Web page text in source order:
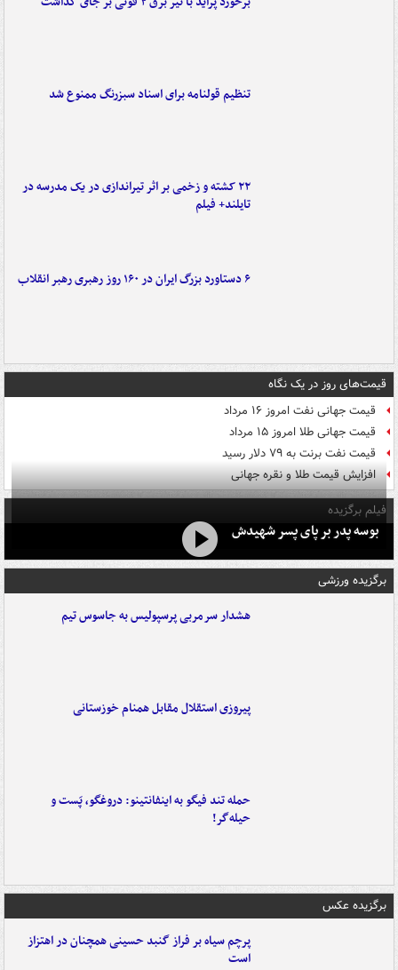
تنظیم قولنامه برای اسناد سبزرنگ ممنوع شد
۲۲ کشته و زخمی بر اثر تیراندازی در یک مدرسه در
تایلند+ فیلم
۶ دستاورد بزرگ ایران در ۱۶۰ روز رهبری رهبر انقلاب
قیمت‌های روز در یک نگاه
قیمت جهانی نفت امروز ۱۶ مرداد
قیمت جهانی طلا امروز ۱۵ مرداد
قیمت نفت برنت به ۷۹ دلار رسید
افزایش قیمت طلا و نقره جهانی
فیلم برگزیده
بوسه‌ پدر بر پای پسر شهیدش
برگزیده ورزشی
هشدار سرمربی پرسپولیس به جاسوس تیم
پیروزی استقلال مقابل همنام خوزستانی
حمله تند فیگو به اینفانتینو: دروغگو، پَست‌ و
حیله‌گر!
برگزیده عکس
پرچم سیاه بر فراز گنبد حسینی همچنان در اهتزاز
است